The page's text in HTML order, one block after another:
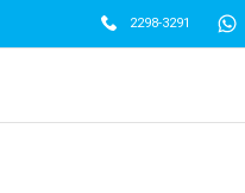
2298-3291